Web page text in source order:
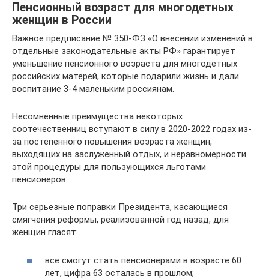
Пенсионный возраст для многодетных
женщин в России
Важное предписание № 350-ФЗ «О внесении изменений в
отдельные законодательные акты РФ» гарантирует
уменьшение пенсионного возраста для многодетных
российских матерей, которые подарили жизнь и дали
воспитание 3-4 маленьким россиянам.
Несомненные преимущества некоторых
соотечественниц вступают в силу в 2020-2022 годах из-
за постепенного повышения возраста женщин,
выходящих на заслуженный отдых, и неравномерности
этой процедуры для пользующихся льготами
пенсионеров.
Три серьезные поправки Президента, касающиеся
смягчения реформы, реализованной год назад, для
женщин гласят:
все смогут стать пенсионерами в возрасте 60
лет, цифра 63 осталась в прошлом;